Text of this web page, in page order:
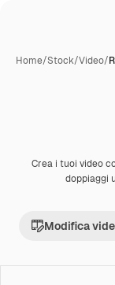
Home/Stock/Video/
Premium
Crea i tuoi video
doppiaggi
Modifica